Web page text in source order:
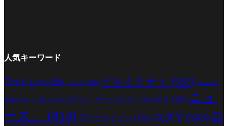
人気キーワード
アウトロー (438) アジア (350) イルミナティ (582) サムライ
精神 (334) シオニスト (377) ジ・アウトサイダー (353) テロ (387) ニュ
ース、
(814) フリーメイソン (430) ユダヤ (543) ロ